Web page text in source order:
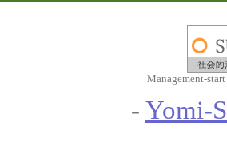
Management-
- Yomi-